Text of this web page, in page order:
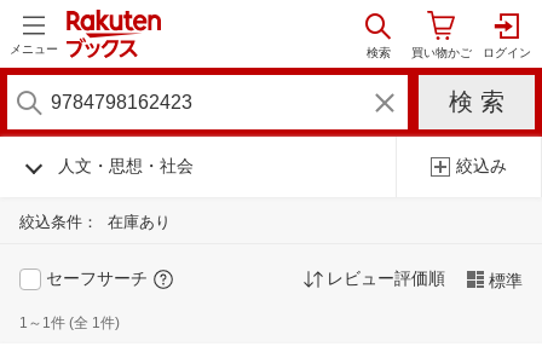
メニュー
人文・思想・社会 絞込み
絞込条件： 在庫あり
セーフサーチ レビュー評価順 標準
1～1件 (全 1件)